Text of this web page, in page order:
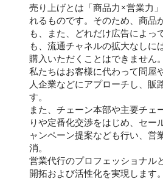
売り上げとは「商品力×営業力
れるものです。そのため、商品
も、また、どれだけ広告によっ
も、流通チャネルの拡大なしに
購入いただくことはできません。
私たちはお客様に代わって問屋
人企業などにアプローチし、販
す。
また、チェーン本部や主要チェ
りや定番化交渉をはじめ、セー
ャンペーン提案なども行い、営
消。
営業代行のプロフェッショナル
開拓および活性化を実現します。